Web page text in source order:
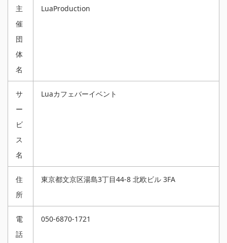
主
催
団
体
名
LuaProduction
サ
ー
ビ
ス
名
Luaカフェバーイベント
住
所
東京都文京区湯島3丁目44-8 北欧ビル 3FA
電
話
050-6870-1721